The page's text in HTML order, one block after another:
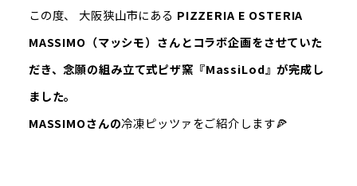
この度、 大阪狭山市にある PIZZERIA E OSTERIA
MASSIMO（マッシモ）さんとコラボ企画をさせていた
だき、念願の組み立て式ピザ窯『MassiLod』が完成し
ました。
MASSIMOさんの冷凍ピッツァをご紹介します🍕